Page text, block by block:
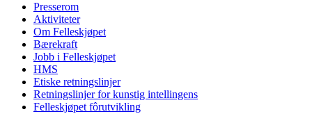
Presserom
Aktiviteter
Om Felleskjøpet
Bærekraft
Jobb i Felleskjøpet
HMS
Etiske retningslinjer
Retningslinjer for kunstig intellingens
Felleskjøpet fôrutvikling